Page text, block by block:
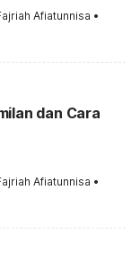
Afiatunnisa •
dan Cara
Afiatunnisa •